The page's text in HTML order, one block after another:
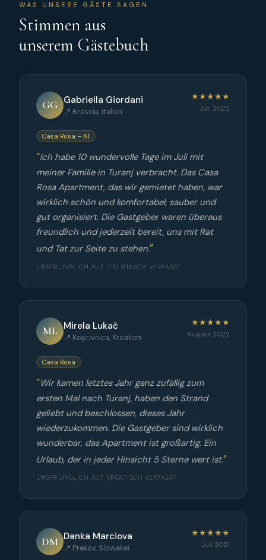
WAS UNSERE GÄSTE SAGEN
Stimmen aus
unserem Gästebuch
GG Gabriella Giordani
📍 Brescia, Italien
★★★★★
Juli 2022
Casa Rosa – A1
Ich habe 10 wundervolle Tage im Juli mit
meiner Familie in Turanj verbracht. Das Casa
Rosa Apartment, das wir gemietet haben, war
wirklich schön und komfortabel, sauber und
gut organisiert. Die Gastgeber waren überaus
freundlich und jederzeit bereit, uns mit Rat
und Tat zur Seite zu stehen.
URSPRÜNGLICH AUF ITALIENISCH VERFASST
ML Mirela Lukač
📍 Koprivnica, Kroatien
★★★★★
August 2022
Casa Rosa
Wir kamen letztes Jahr ganz zufällig zum
ersten Mal nach Turanj, haben den Strand
geliebt und beschlossen, dieses Jahr
wiederzukommen. Die Gastgeber sind wirklich
wunderbar, das Apartment ist großartig. Ein
Urlaub, der in jeder Hinsicht 5 Sterne wert ist.
URSPRÜNGLICH AUF KROATISCH VERFASST
DM Danka Marciova
📍 Prešov, Slowakei
★★★★★
Juli 2021